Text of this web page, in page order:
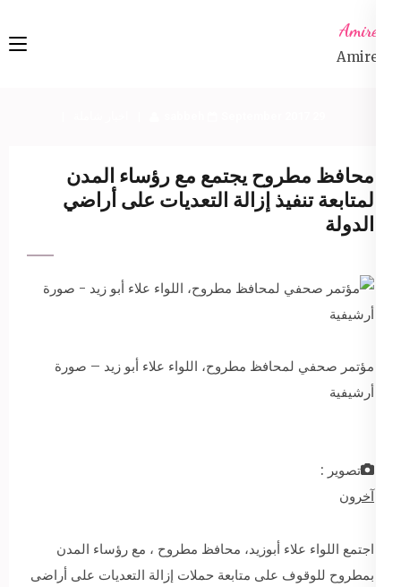
content
Amireta
Amireta
محافظ مطروح يجتمع مع رؤساء المدن
لمتابعة تنفيذ إزالة التعديات على أراضي
الدولة
مؤتمر صحفي لمحافظ مطروح، اللواء علاء أبو زيد – صورة
أرشيفية
تصوير :
آخرون
اجتمع اللواء علاء أبوزيد، محافظ مطروح ، مع رؤساء المدن
بمطروح للوقوف على متابعة حملات إزالة التعديات على أراضى